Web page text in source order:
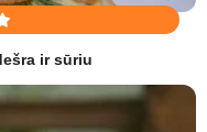
ir sūriu